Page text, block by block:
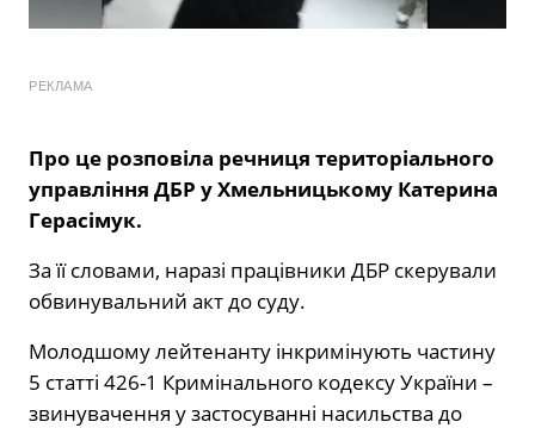
РЕКЛАМА
Про це розповіла речниця територіального
управління ДБР у Хмельницькому Катерина
Герасімук.
За її словами, наразі працівники ДБР скерували
обвинувальний акт до суду.
Молодшому лейтенанту інкримінують частину
5 статті 426-1 Кримінального кодексу України –
звинувачення у застосуванні насильства до